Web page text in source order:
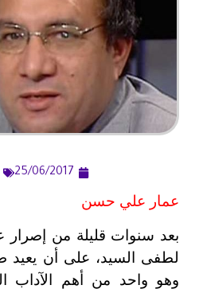
25/06/2017
عمار علي حسن
بعد سنوات قليلة من
لطفى السيد، على أن يعيد
وهو واحد من أهم الآداب